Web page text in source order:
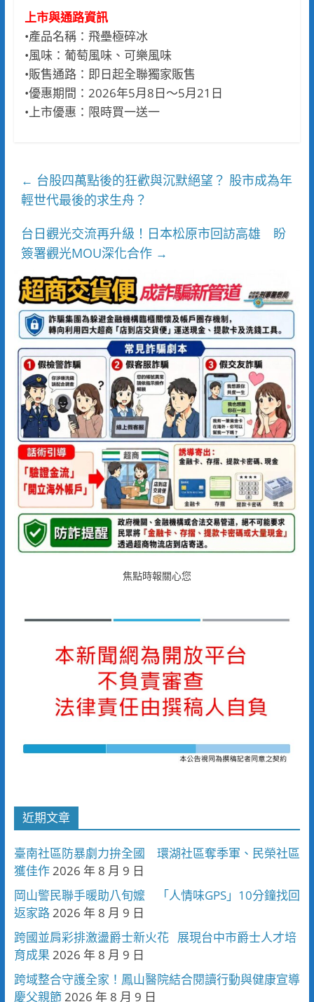
上市與通路資訊
•產品名稱：飛壘極碎冰
•風味：葡萄風味、可樂風味
•販售通路：即日起全聯獨家販售
•優惠期間：2026年5月8日～5月21日
•上市優惠：限時買一送一
← 台股四萬點後的狂歡與沉默絕望？ 股市成為年
輕世代最後的求生舟？
台日觀光交流再升級！日本松原市回訪高雄 盼
簽署觀光MOU深化合作 →
焦點時報關心您
近期文章
臺南社區防暴劇力拚全國 環湖社區奪季軍、民榮社區
獲佳作2026 年 8 月 9 日
岡山警民聯手暖助八旬嬤 「人情味GPS」10分鐘找回
返家路2026 年 8 月 9 日
跨國並肩彩排激盪爵士新火花 展現台中市爵士人才培
育成果 2026 年 8 月 9 日
跨域整合守護全家！鳳山醫院結合閱讀行動與健康宣導
慶父親節2026 年 8 月 9 日